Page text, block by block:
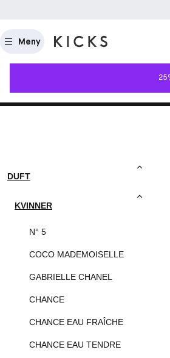
Meny
DUFT
KVINNER
N° 5
COCO MADEMOISELLE
GABRIELLE CHANEL
CHANCE
CHANCE EAU FRAÎCHE
CHANCE EAU TENDRE